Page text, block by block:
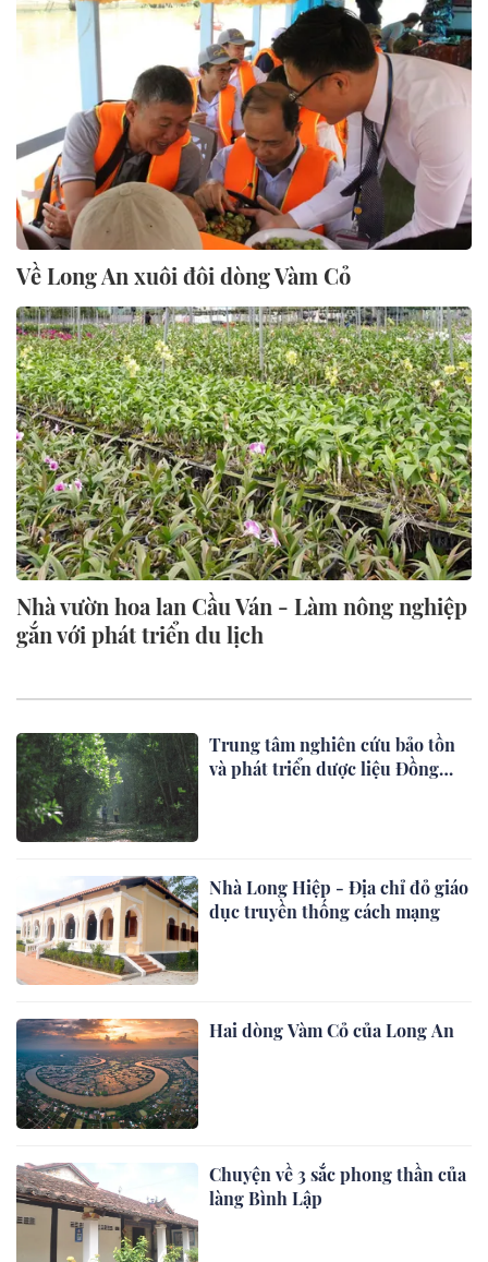
Về Long An xuôi đôi dòng Vàm Cỏ
Nhà vườn hoa lan Cầu Ván - Làm nông nghiệp
gắn với phát triển du lịch
Trung tâm nghiên cứu bảo tồn
và phát triển dược liệu Đồng
Nhà Long Hiệp - Địa chỉ đỏ giáo
dục truyền thống cách mạng
Hai dòng Vàm Cỏ của Long An
Chuyện về 3 sắc phong thần của
làng Bình Lập